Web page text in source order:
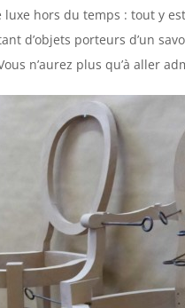
hors du temps : tout y
d’objets porteurs d’un
n’aurez plus qu’à aller